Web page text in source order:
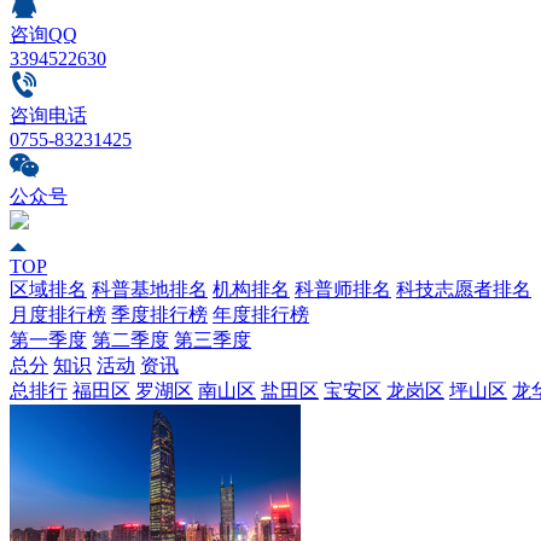
咨询QQ
3394522630
咨询电话
0755-83231425
公众号
TOP
区域排名 科普基地排名 机构排名 科普师排名 科技志愿者排名
月度排行榜 季度排行榜 年度排行榜
第一季度 第二季度 第三季度
总分 知识 活动 资讯
总排行 福田区 罗湖区 南山区 盐田区 宝安区 龙岗区 坪山区 龙